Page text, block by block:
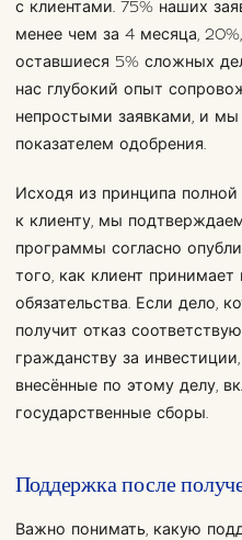
с клиентами. 75% наших
менее чем за 4 месяца,
оставшиеся 5% сложных
нас глубокий опыт
непростыми заявками, и
показателем одобрения.
Исходя из принципа
к клиенту, мы
программы согласно
того, как клиент
обязательства. Если дело,
получит отказ
гражданству за
внесённые по этому делу,
государственные сборы.
Поддержка после
Важно понимать, какую